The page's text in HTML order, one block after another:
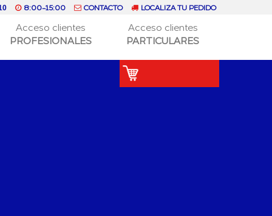
8:00-15:00 CONTACTO LOCALIZA TU PEDIDO
Acceso clientes
PROFESIONALES
Acceso clientes
PARTICULARES